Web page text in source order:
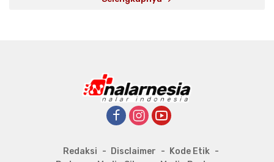
Redaksi Disclaimer
Kode Etik